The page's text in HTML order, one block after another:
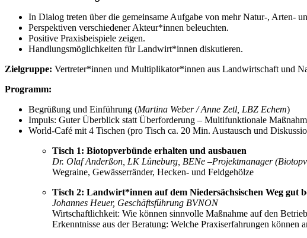
In Dialog treten über die gemeinsame Aufgabe von mehr Natur-, Arten-
Perspektiven verschiedener Akteur*innen beleuchten.
Positive Praxisbeispiele zeigen.
Handlungsmöglichkeiten für Landwirt*innen diskutieren.
Zielgruppe: Vertreter*innen und Multiplikator*innen aus Landwirtschaft und
Programm:
Begrüßung und Einführung (Martina Weber / Anne Zetl, LBZ Echem)
Impuls: Guter Überblick statt Überforderung – Multifunktionale
World-Café mit 4 Tischen (pro Tisch ca. 20 Min. Austausch und
Tisch 1: Biotopverbünde erhalten und ausbauen
Dr. Olaf Anderßon, LK Lüneburg, BENe –Projektmanager
Wegraine, Gewässerränder, Hecken- und Feldgehölze
Tisch 2: Landwirt*innen auf dem Niedersächsischen Weg gut
Johannes Heuer, Geschäftsführung BVNON
Wirtschaftlichkeit: Wie können sinnvolle Maßnahme auf den
Erkenntnisse aus der Beratung: Welche Praxiserfahrungen können